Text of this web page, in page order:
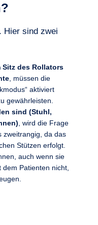
Hier sind zwei
Sitz des Rollators
, müssen die
aktiviert
gewährleisten.
sind (Stuhl,
, wird die Frage
zweitrangig, da das
Stützen erfolgt.
auch wenn sie
Patienten nicht,